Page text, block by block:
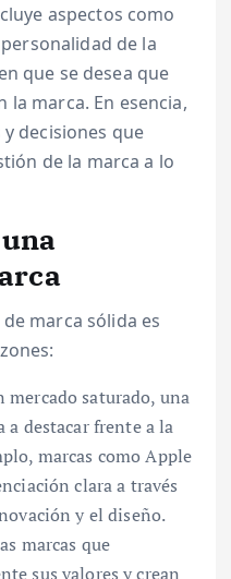
aspectos como
de la
que se desea que
marca. En esencia,
decisiones que
de la marca a lo
marca sólida es
mercado saturado, una
a destacar frente a la
marcas como Apple
clara a través
y el diseño.
marcas que
sus valores y crean